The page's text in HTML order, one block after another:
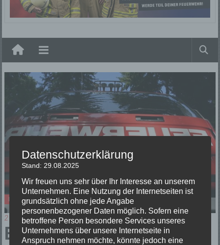
Elzach
Einsätze
21/09/2022
B1 Brand
Datenschutzerklärung
Stand: 29.08.2025
Wir freuen uns sehr über Ihr Interesse an unserem
Unternehmen. Eine Nutzung der Internetseiten ist
grundsätzlich ohne jede Angabe
personenbezogener Daten möglich. Sofern eine
betroffene Person besondere Services unseres
Unternehmens über unsere Internetseite in
Anspruch nehmen möchte, könnte jedoch eine